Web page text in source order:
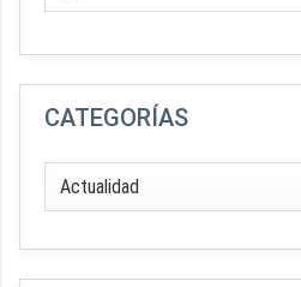
CATEGORÍAS